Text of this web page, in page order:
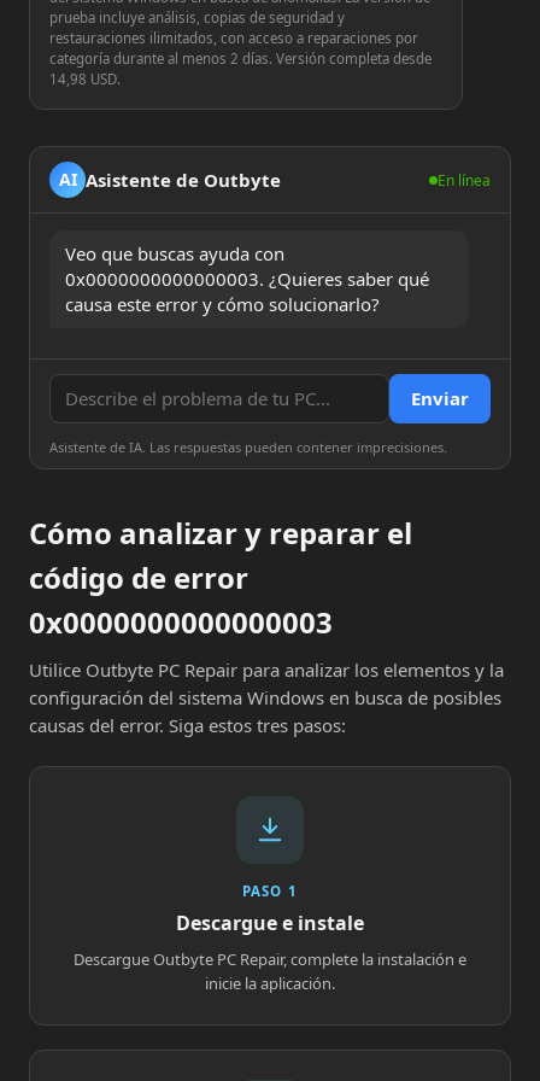
prueba incluye análisis, copias de seguridad y
restauraciones ilimitados, con acceso a reparaciones por
categoría durante al menos 2 días. Versión completa desde
14,98 USD.
AI Asistente de Outbyte En línea
Veo que buscas ayuda con
0x0000000000000003. ¿Quieres saber qué
causa este error y cómo solucionarlo?
Enviar
Asistente de IA. Las respuestas pueden contener imprecisiones.
Cómo analizar y reparar el
código de error
0x0000000000000003
Utilice Outbyte PC Repair para analizar los elementos y la
configuración del sistema Windows en busca de posibles
causas del error. Siga estos tres pasos:
PASO 1
Descargue e instale
Descargue Outbyte PC Repair, complete la instalación e
inicie la aplicación.